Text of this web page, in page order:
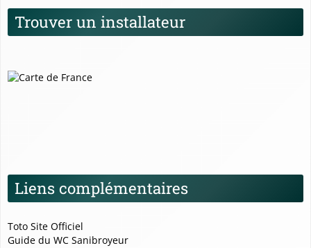
Trouver un installateur
Liens complémentaires
Toto Site Officiel
Guide du WC Sanibroyeur